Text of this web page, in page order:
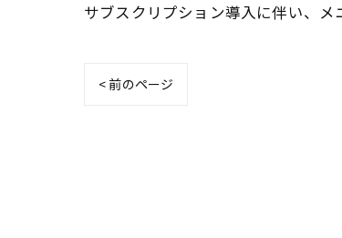
サブスクリプション導入に伴い、
< 前のページ